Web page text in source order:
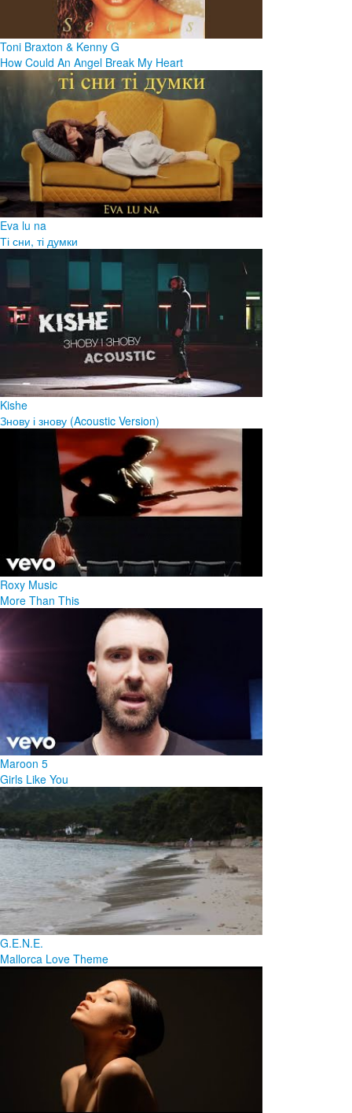
Toni Braxton & Kenny G
How Could An Angel Break My Heart
Eva lu na
Ті сни, ті думки
Kishe
Знову і знову (Acoustic Version)
Roxy Music
More Than This
Maroon 5
Girls Like You
G.E.N.E.
Mallorca Love Theme